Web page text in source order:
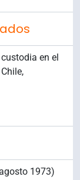
en el
1973)